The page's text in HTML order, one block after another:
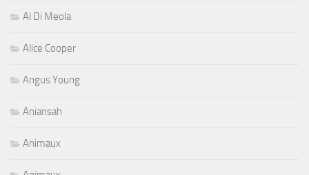
Al Di Meola
Alice Cooper
Angus Young
Aniansah
Animaux